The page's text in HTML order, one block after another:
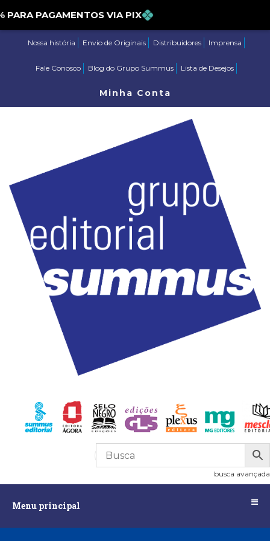
PAGAMENTOS VIA PIX
Nossa história Envio de Originais Distribuidores Imprensa
Fale Conosco Blog do Grupo Summus Lista de Desejos
Minha Conta
R$0,00
busca avançada
Menu principal
principalAssuntos